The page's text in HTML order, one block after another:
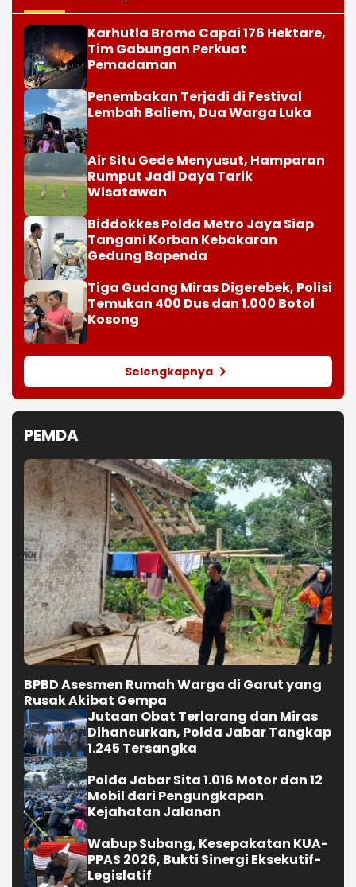
Karhutla Bromo Capai 176 Hektare,
Tim Gabungan Perkuat
Pemadaman
Penembakan Terjadi di Festival
Lembah Baliem, Dua Warga Luka
Air Situ Gede Menyusut, Hamparan
Rumput Jadi Daya Tarik
Wisatawan
Biddokkes Polda Metro Jaya Siap
Tangani Korban Kebakaran
Gedung Bapenda
Tiga Gudang Miras Digerebek, Polisi
Temukan 400 Dus dan 1.000 Botol
Kosong
Selengkapnya
PEMDA
BPBD Asesmen Rumah Warga di Garut yang
Rusak Akibat Gempa
Jutaan Obat Terlarang dan Miras
Dihancurkan, Polda Jabar Tangkap
1.245 Tersangka
Polda Jabar Sita 1.016 Motor dan 12
Mobil dari Pengungkapan
Kejahatan Jalanan
Wabup Subang, Kesepakatan KUA-
PPAS 2026, Bukti Sinergi Eksekutif-
Legislatif